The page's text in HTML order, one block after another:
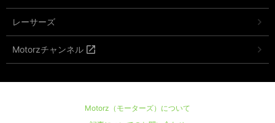
レーサーズ
Motorzチャンネル
Motorz（モーターズ）について